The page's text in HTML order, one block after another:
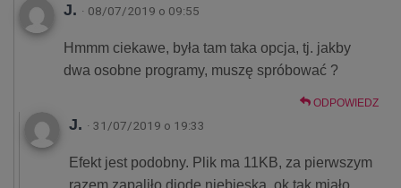
J. · 08/07/2019 o 09:55
Hmmm ciekawe, była tam taka opcja, tj. jakby
dwa osobne programy, muszę spróbować ?
ODPOWIEDZ
J. · 31/07/2019 o 19:33
Efekt jest podobny. Plik ma 11KB, za pierwszym